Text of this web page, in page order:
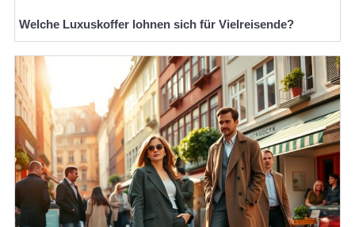
Welche Luxuskoffer lohnen sich für Vielreisende?